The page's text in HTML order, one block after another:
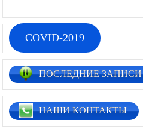
COVID-2019
ПОСЛЕДНИЕ ЗАПИСИ
НАШИ КОНТАКТЫ